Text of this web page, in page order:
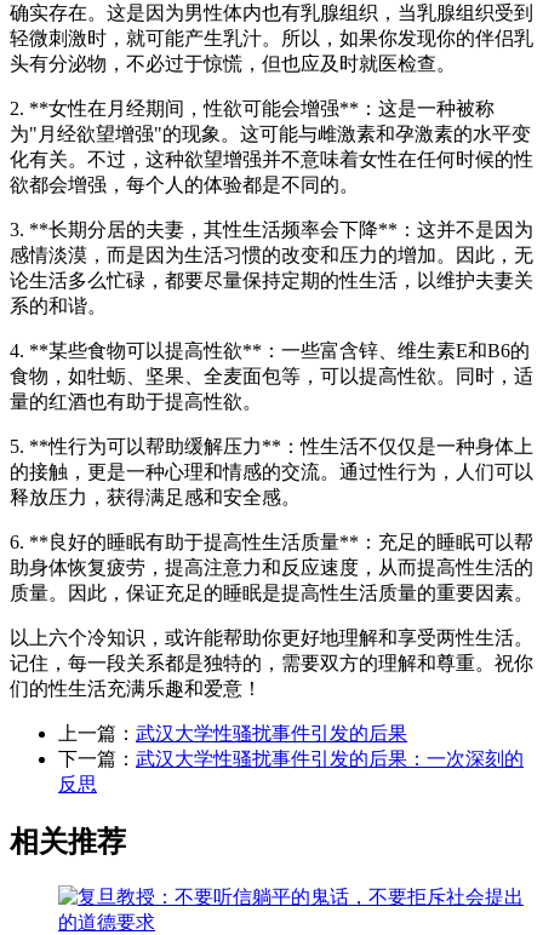
确实存在。这是因为男性体内也有乳腺组织，当乳腺组织受到
轻微刺激时，就可能产生乳汁。所以，如果你发现你的伴侣乳
头有分泌物，不必过于惊慌，但也应及时就医检查。
2. **女性在月经期间，性欲可能会增强**：这是一种被称
为"月经欲望增强"的现象。这可能与雌激素和孕激素的水平变
化有关。不过，这种欲望增强并不意味着女性在任何时候的性
欲都会增强，每个人的体验都是不同的。
3. **长期分居的夫妻，其性生活频率会下降**：这并不是因为
感情淡漠，而是因为生活习惯的改变和压力的增加。因此，无
论生活多么忙碌，都要尽量保持定期的性生活，以维护夫妻关
系的和谐。
4. **某些食物可以提高性欲**：一些富含锌、维生素E和B6的
食物，如牡蛎、坚果、全麦面包等，可以提高性欲。同时，适
量的红酒也有助于提高性欲。
5. **性行为可以帮助缓解压力**：性生活不仅仅是一种身体上
的接触，更是一种心理和情感的交流。通过性行为，人们可以
释放压力，获得满足感和安全感。
6. **良好的睡眠有助于提高性生活质量**：充足的睡眠可以帮
助身体恢复疲劳，提高注意力和反应速度，从而提高性生活的
质量。因此，保证充足的睡眠是提高性生活质量的重要因素。
以上六个冷知识，或许能帮助你更好地理解和享受两性生活。
记住，每一段关系都是独特的，需要双方的理解和尊重。祝你
们的性生活充满乐趣和爱意！
上一篇： 武汉大学性骚扰事件引发的后果
下一篇： 武汉大学性骚扰事件引发的后果：一次深刻的
反思
相关推荐